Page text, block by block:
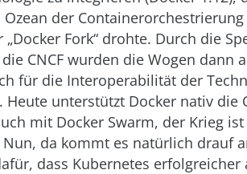
der
Fork“ drohte. Durch die
CNCF wurden die Wogen dann
für die Interoperabilität der
Heute unterstützt Docker nativ die
mit Docker Swarm, der Krieg
Nun, da kommt es natürlich drauf
dass Kubernetes erfolgreicher